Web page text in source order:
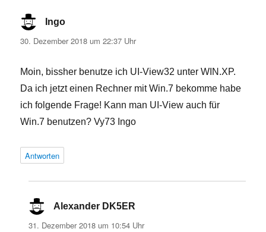
Ingo
30. Dezember 2018 um 22:37 Uhr
Moin, bissher benutze ich UI-View32 unter WIN.XP.
Da ich jetzt einen Rechner mit Win.7 bekomme habe
ich folgende Frage! Kann man UI-View auch für
Win.7 benutzen? Vy73 Ingo
Antworten
Alexander DK5ER
31. Dezember 2018 um 10:54 Uhr